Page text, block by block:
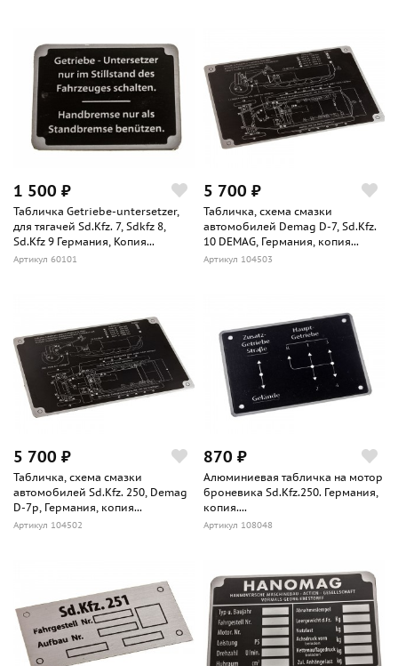
1 500 ₽
Табличка Getriebe-untersetzer,
для тягачей Sd.Kfz. 7, Sdkfz 8,
Sd.Kfz 9 Германия, Копия...
Артикул 60101
5 700 ₽
Табличка, схема смазки
автомобилей Demag D-7, Sd.Kfz.
10 DEMAG, Германия, копия...
Артикул 104503
5 700 ₽
Табличка, схема смазки
автомобилей Sd.Kfz. 250, Demag
D-7p, Германия, копия...
Артикул 104502
870 ₽
Алюминиевая табличка на мотор
броневика Sd.Kfz.250. Германия,
копия....
Артикул 108048